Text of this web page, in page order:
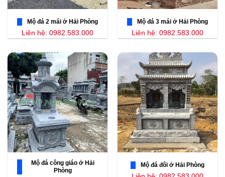
Mộ đá 2 mái ở Hải Phòng
Liên hệ: 0982.583.000
Mộ đá 3 mái ở Hải Phòng
Liên hệ: 0982.583.000
Mộ đá công giáo ở Hải
Phòng
Mộ đá đôi ở Hải Phòng